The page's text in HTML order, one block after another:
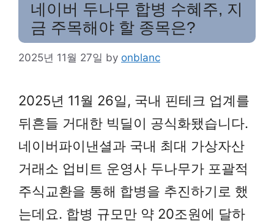
네이버 두나무 합병 수혜주, 지
금 주목해야 할 종목은?
2025년 11월 27일 by onblanc
2025년 11월 26일, 국내 핀테크 업계를
뒤흔들 거대한 빅딜이 공식화됐습니다.
네이버파이낸셜과 국내 최대 가상자산
거래소 업비트 운영사 두나무가 포괄적
주식교환을 통해 합병을 추진하기로 했
는데요. 합병 규모만 약 20조원에 달하